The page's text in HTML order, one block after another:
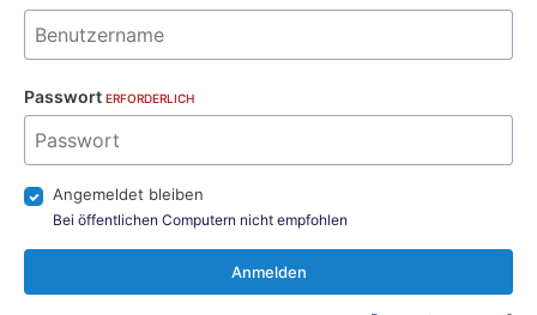
Passwort ERFORDERLICH
Angemeldet bleiben
Bei öffentlichen Computern nicht empfohlen
Anmelden